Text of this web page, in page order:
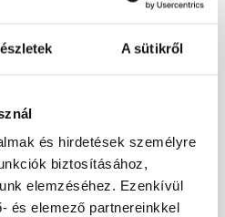
A sütikről
és hirdetések személyre
biztosításához,
elemzéséhez. Ezenkívül
és elemező partnereinkkel
homlokzatfesték 01-F 16 l
3 445 Ft / l
Megnézem